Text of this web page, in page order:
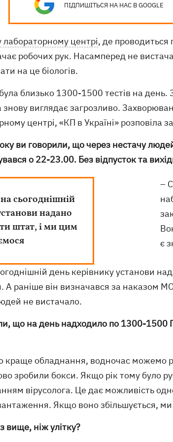
ПІДПИШІТЬСЯ НА НАС В GOOGLE
лабораторному центрі, де проводиться
робочих рук. Насамперед не
на це біологів.
близько 1300-1500 тестів на день.
виглядає загрозливо.
центрі, «КП в Україні» розповіла
ви говорили, що через нестачу
о 22-23.00. Без відпусток та
сьогоднішній
надано
штат, і ми цим
–
є
день керівнику установи
А раніше він визначався за наказом
не вистачало.
що на день надходило по 1300-1500
краще обладнання, водночас можемо
зробили бокси. Якщо рік тому було
вірусолога. Це дає можливість
Якщо воно збільшується,
вище, ніж улітку?